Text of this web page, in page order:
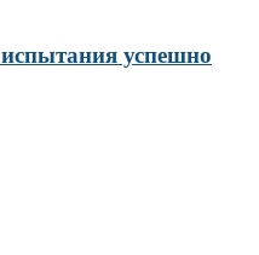
успешно